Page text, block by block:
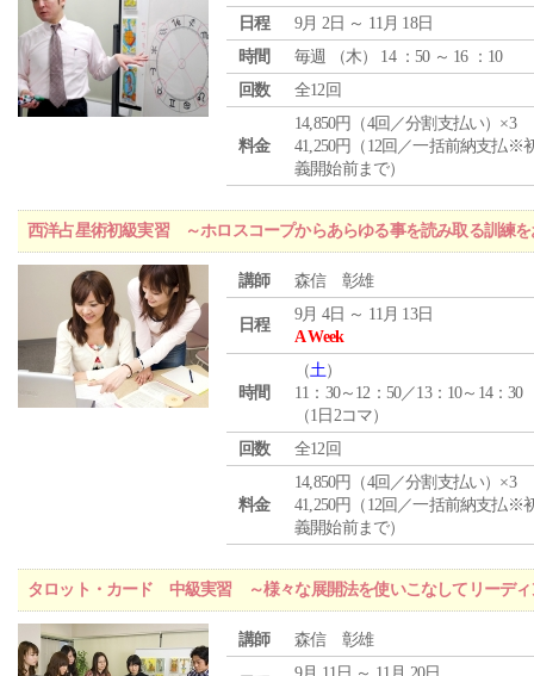
日程
9月 2日 ～ 11月 18日
時間
毎週 （木） 14 ：50 ～ 16 ：10
回数
全12回
料金
14,850円（4回／分割支払い）×3
41,250円（12回／一括前納支払※
義開始前まで）
西洋占星術初級実習 ～ホロスコープからあらゆる事を読み取る訓練を
講師 森信 彰雄
日程
9月 4日 ～ 11月 13日
A Week
時間
（土）
11：30～12：50／13：10～14：30
（1日2コマ）
回数
全12回
料金
14,850円（4回／分割支払い）×3
41,250円（12回／一括前納支払※
義開始前まで）
タロット・カード 中級実習 ～様々な展開法を使いこなしてリーディ
講師 森信 彰雄